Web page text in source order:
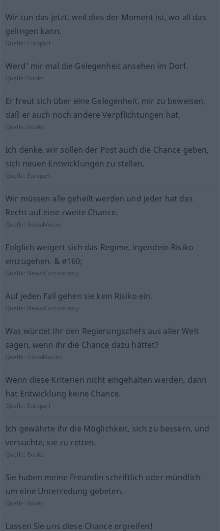
Wir tun das jetzt, weil dies der Moment ist, wo all das
gelingen kann.
Quelle: Europarl
Werd' mir mal die Gelegenheit ansehen im Dorf.
Quelle: Books
Er freut sich über eine Gelegenheit, mir zu beweisen,
daß er auch noch andere Verpflichtungen hat.
Quelle: Books
Ich denke, wir sollen der Post auch die Chance geben,
sich neuen Entwicklungen zu stellen.
Quelle: Europarl
Wir müssen alle geheilt werden und jeder hat das
Recht auf eine zweite Chance.
Quelle: GlobalVoices
Folglich weigert sich das Regime, irgendein Risiko
einzugehen. & #160;
Quelle: News-Commentary
Auf jeden Fall gehen sie kein Risiko ein.
Quelle: News-Commentary
Was würdet ihr den Regierungschefs aus aller Welt
sagen, wenn ihr die Chance dazu hättet?
Quelle: GlobalVoices
Wenn diese Kriterien nicht eingehalten werden, dann
hat Entwicklung keine Chance.
Quelle: Europarl
Ich gewährte ihr die Möglichkeit, sich zu bessern, und
versuchte, sie zu retten.
Quelle: Books
Sie haben meine Freundin schriftlich oder mündlich
um eine Unterredung gebeten.
Quelle: Books
Lassen Sie uns diese Chance ergreifen!